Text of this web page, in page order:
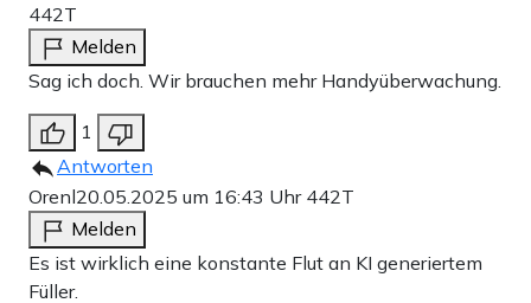
442T
Melden
Sag ich doch. Wir brauchen mehr Handyüberwachung.
1
Antworten
Orenl20.05.2025 um 16:43 Uhr 442T
Melden
Es ist wirklich eine konstante Flut an KI generiertem
Füller.